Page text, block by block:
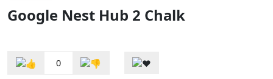
Google Nest Hub 2 Chalk
0